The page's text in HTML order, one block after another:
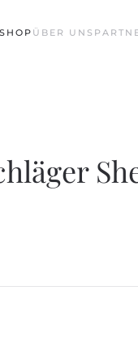
SHOP ÜBER UNS